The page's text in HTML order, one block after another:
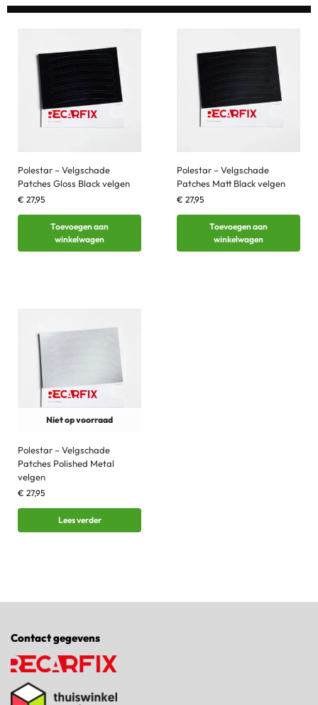
Polestar – Velgschade
Patches Gloss Black velgen
€ 27,95
Toevoegen aan
winkelwagen
Polestar – Velgschade
Patches Matt Black velgen
€ 27,95
Toevoegen aan
winkelwagen
Niet op voorraad
Polestar – Velgschade
Patches Polished Metal
velgen
€ 27,95
Lees verder
Contact gegevens